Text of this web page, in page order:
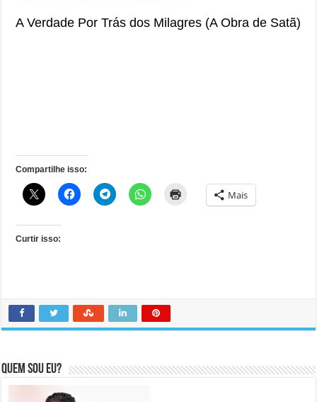
A Verdade Por Trás dos Milagres (A Obra de Satã)
Compartilhe isso:
Mais
Curtir isso:
Quem sou eu?